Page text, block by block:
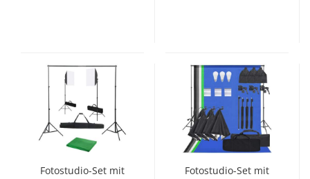
Fotostudio-Set mit
Fotostudio-Set mit